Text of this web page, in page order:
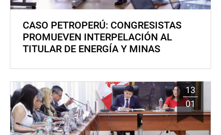
CASO PETROPERÚ: CONGRESISTAS
PROMUEVEN INTERPELACIÓN AL
TITULAR DE ENERGÍA Y MINAS
13
01